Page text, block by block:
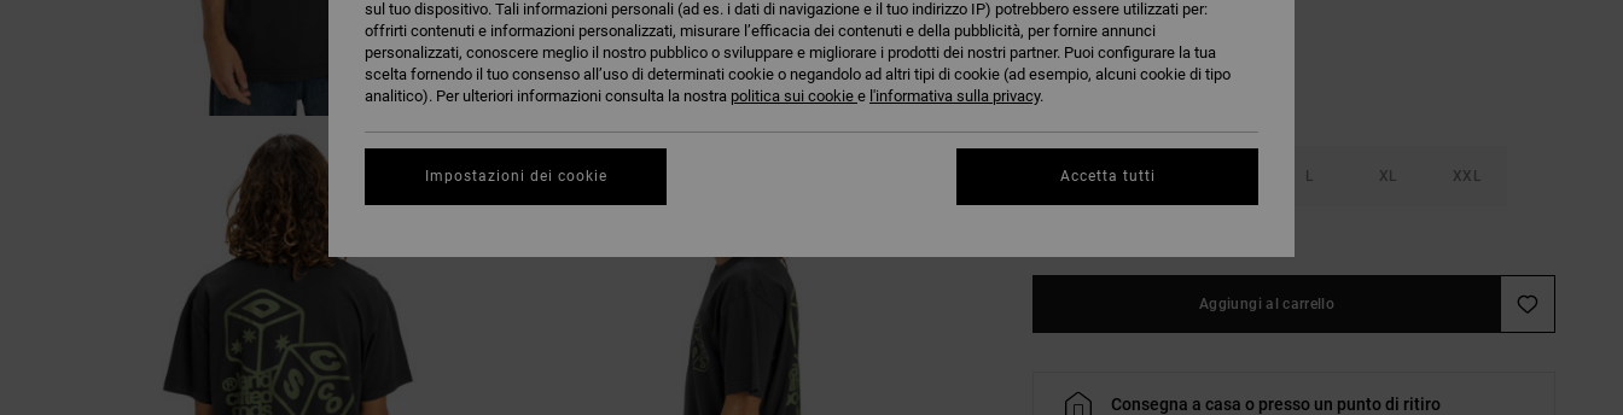
XS S L XL XXL
Aggiungi al carrello
Consegna a casa o presso un punto di ritiro
sul tuo dispositivo. Tali informazioni personali (ad es. i dati di navigazione e il tuo indirizzo IP) potrebbero essere utilizzati per:
offrirti contenuti e informazioni personalizzati, misurare l’efficacia dei contenuti e della pubblicità, per fornire annunci
personalizzati, conoscere meglio il nostro pubblico o sviluppare e migliorare i prodotti dei nostri partner. Puoi configurare la tua
scelta fornendo il tuo consenso all’uso di determinati cookie o negandolo ad altri tipi di cookie (ad esempio, alcuni cookie di tipo
analitico). Per ulteriori informazioni consulta la nostra politica sui cookie e l'informativa sulla privacy.
Impostazioni dei cookie Accetta tutti